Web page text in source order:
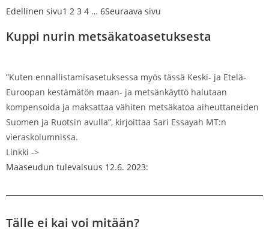
Edellinen sivu1 2 3 4 … 6Seuraava sivu
Kuppi nurin metsäkatoasetuksesta
”Kuten ennallistamisasetuksessa myös tässä Keski- ja Etelä-
Euroopan kestämätön maan- ja metsänkäyttö halutaan
kompensoida ja maksattaa vähiten metsäkatoa aiheuttaneiden
Suomen ja Ruotsin avulla”, kirjoittaa Sari Essayah MT:n
vieraskolumnissa.
Linkki ->
Maaseudun tulevaisuus 12.6. 2023:
Tälle ei kai voi mitään?